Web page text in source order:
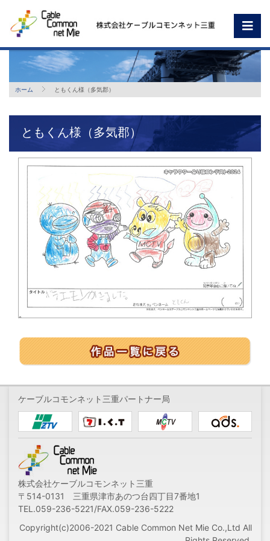
ホーム ともくん様（多気郡）
ともくん様（多気郡）
ケーブルコモンネット三重パートナー局
株式会社ケーブルコモンネット三重
〒514-0131 三重県津市あのつ台四丁目7番地1
TEL.059-236-5221/FAX.059-236-5222
Copyright(c)2006-2021 Cable Common Net Mie Co.,Ltd All